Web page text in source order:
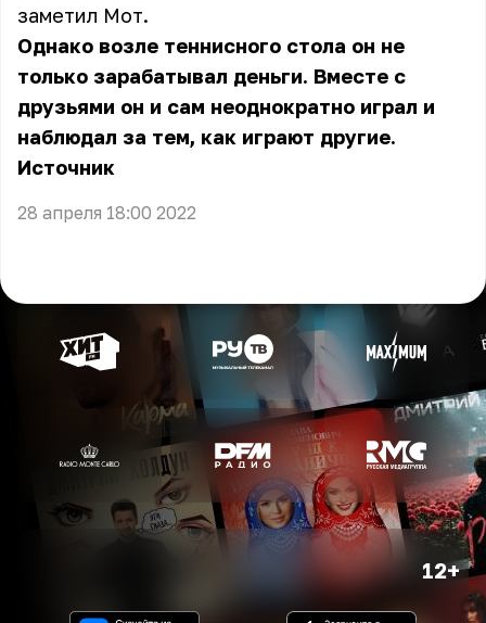
заметил Мот.
Однако возле теннисного стола он не
только зарабатывал деньги. Вместе с
друзьями он и сам неоднократно играл и
наблюдал за тем, как играют другие.
Источник
28 апреля 18:00 2022
12+